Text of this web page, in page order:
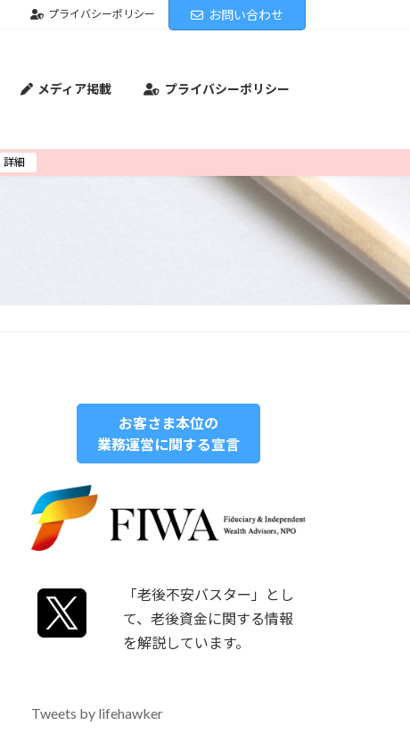
プライバシーポリシー お問い合わせ
メディア掲載 プライバシーポリシー
詳細
お客さま本位の
業務運営に関する宣言
「老後不安バスター」とし
て、老後資金に関する情報
を解説しています。
Tweets by lifehawker